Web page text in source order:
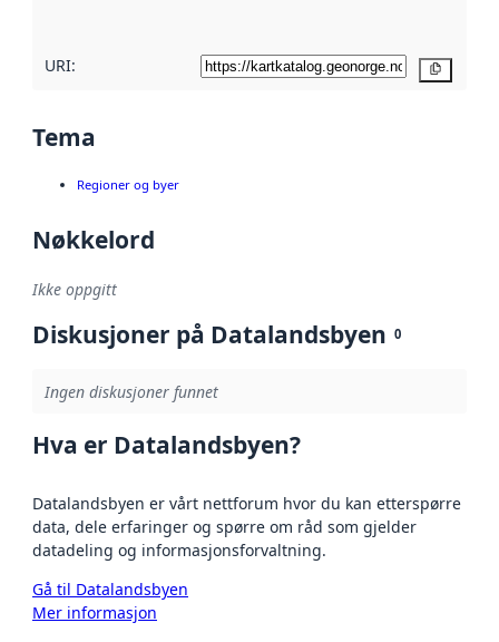
URI:
Tema
Regioner og byer
Nøkkelord
Ikke oppgitt
Diskusjoner på Datalandsbyen 0
Ingen diskusjoner funnet
Hva er Datalandsbyen?
Datalandsbyen er vårt nettforum hvor du kan etterspørre
data, dele erfaringer og spørre om råd som gjelder
datadeling og informasjonsforvaltning.
Gå til Datalandsbyen
Mer informasjon